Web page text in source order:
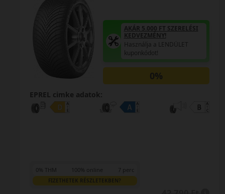
AKÁR 5.000 FT SZERELÉSI
KEDVEZMÉNY!
Használja a LENDÜLET
kuponkódot!
0%
EPREL cimke adatok:
0% THM 100% online 7 perc
FIZETHETEK RÉSZLETEKBEN?